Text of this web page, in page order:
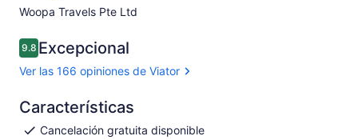
Woopa Travels Pte Ltd​
9.89.8 de 10
Excepcional
Ver las 166 opiniones de Viator
Características
Cancelación gratuita disponible